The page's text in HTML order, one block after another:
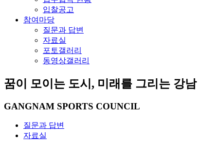
입찰공고
참여마당
질문과 답변
자료실
포토갤러리
동영상갤러리
꿈이 모이는 도시, 미래를 그리는 강남
GANGNAM SPORTS COUNCIL
질문과 답변
자료실